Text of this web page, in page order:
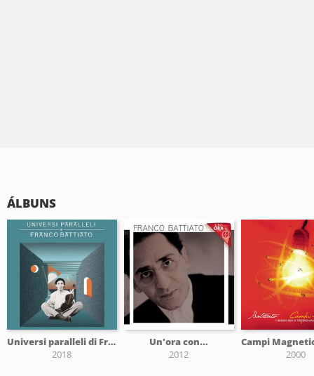
ÁLBUNS
Universi paralleli di Franco Battiato
2018
Un'ora con...
2012
2000